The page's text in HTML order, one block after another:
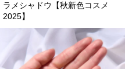
ラメシャドウ【秋新色コスメ
2025】